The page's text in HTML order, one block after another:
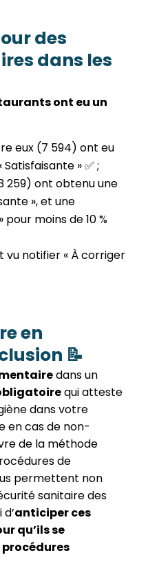
des
dans les
ont eu un
eux (7 594) ont eu
» ✅ ;
259) ont obtenu une
», et une
moins de 10 %
vu notifier « À corriger
en
📝
dans un
qui atteste
dans votre
en cas de non-
de la méthode
de
permettent non
sanitaire des
anticiper ces
qu’ils se